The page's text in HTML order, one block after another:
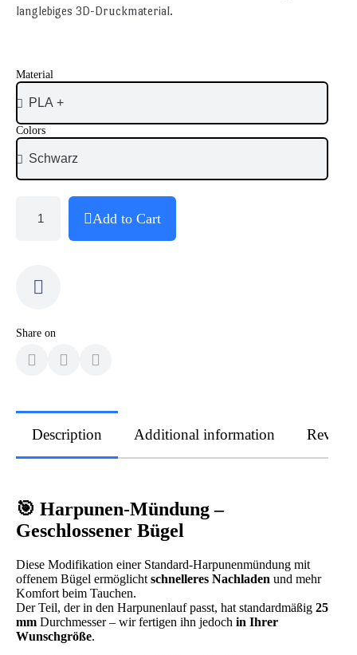
langlebiges 3D-Druckmaterial.
Material
Colors
Add to Cart
Share on
Description Additional information
🎯 Harpunen-Mündung –
Geschlossener Bügel
Diese Modifikation einer Standard-Harpunenmündung mit
offenem Bügel ermöglicht schnelleres Nachladen und mehr
Komfort beim Tauchen.
Der Teil, der in den Harpunenlauf passt, hat standardmäßig 25
mm Durchmesser – wir fertigen ihn jedoch in Ihrer
Wunschgröße.